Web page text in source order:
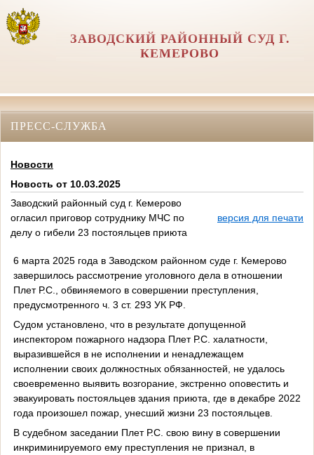
ЗАВОДСКИЙ РАЙОННЫЙ СУД Г.
КЕМЕРОВО
ПРЕСС-СЛУЖБА
Новости
Новость от 10.03.2025
Заводский районный суд г. Кемерово
огласил приговор сотруднику МЧС по
делу о гибели 23 постояльцев приюта
версия для печати
6 марта 2025 года в Заводском районном суде г. Кемерово
завершилось рассмотрение уголовного дела в отношении
Плет Р.С., обвиняемого в совершении преступления,
предусмотренного ч. 3 ст. 293 УК РФ.
Судом установлено, что в результате допущенной
инспектором пожарного надзора Плет Р.С. халатности,
выразившейся в не исполнении и ненадлежащем
исполнении своих должностных обязанностей, не удалось
своевременно выявить возгорание, экстренно оповестить и
эвакуировать постояльцев здания приюта, где в декабре 2022
года произошел пожар, унесший жизни 23 постояльцев.
В судебном заседании Плет Р.С. свою вину в совершении
инкриминируемого ему преступления не признал, в